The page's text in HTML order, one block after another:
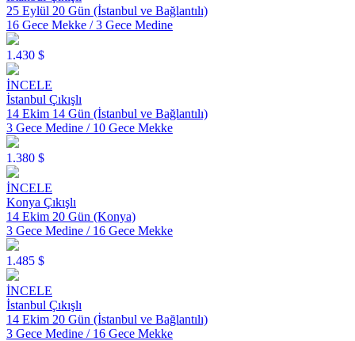
25 Eylül 20 Gün (İstanbul ve Bağlantılı)
16 Gece Mekke / 3 Gece Medine
1.430 $
İNCELE
İstanbul Çıkışlı
14 Ekim 14 Gün (İstanbul ve Bağlantılı)
3 Gece Medine / 10 Gece Mekke
1.380 $
İNCELE
Konya Çıkışlı
14 Ekim 20 Gün (Konya)
3 Gece Medine / 16 Gece Mekke
1.485 $
İNCELE
İstanbul Çıkışlı
14 Ekim 20 Gün (İstanbul ve Bağlantılı)
3 Gece Medine / 16 Gece Mekke